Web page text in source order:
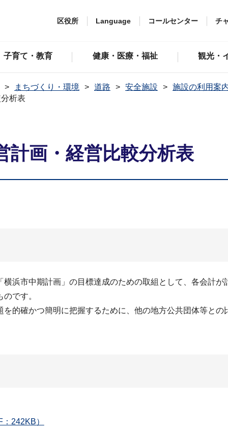
区役所 Language コールセンター チ
子育て・教育 健康・医療・福祉 観光・
まちづくり・環境 道路 安全施設
施設の利用案
析表
計画・経営比較分析表
浜市中期計画」の目標達成のための取組として、各会計
です。
的確かつ簡明に把握するために、他の地方公共団体等と
242KB）